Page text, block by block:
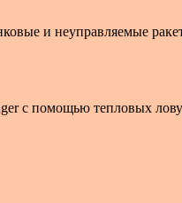
и неуправляемые
с помощью тепловых